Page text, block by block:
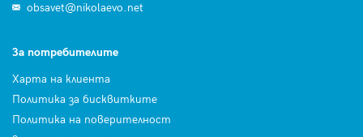
obsavet@nikolaevo.net
За потребителите
Харта на клиента
Политика за бисквитките
Политика на поверителност